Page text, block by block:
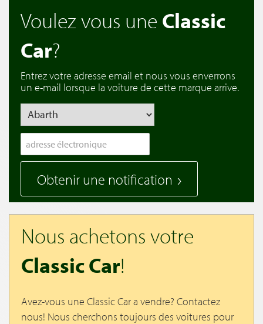
Voulez vous une Classic
Car?
Entrez votre adresse email et nous vous enverrons
un e-mail lorsque la voiture de cette marque arrive.
Obtenir une notification
Nous achetons votre
Classic Car!
Avez-vous une Classic Car a vendre? Contactez
nous! Nous cherchons toujours des voitures pour